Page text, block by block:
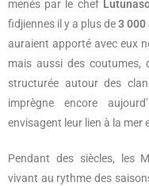
menés par le chef
fidjiennes il y a plus de3 000
auraient apporté avec eux
mais aussi des coutumes,
structurée autour des
imprègne encore
envisagent leur lien à la mer
Pendant des siècles, les
vivant au rythme des